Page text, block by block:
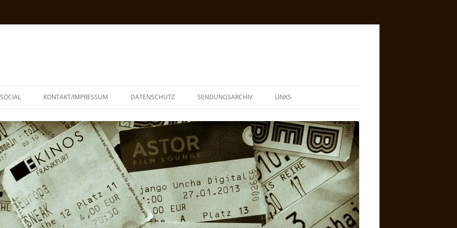
SOCIAL KONTAKT/IMPRESSUM DATENSCHUTZ SENDUNGSARCHIV LINKS